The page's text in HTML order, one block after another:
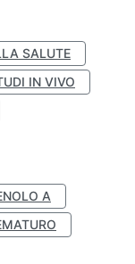
SALUTE
IN VIVO
A